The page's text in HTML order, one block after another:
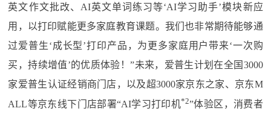
英文作文批改、AI英文单词练习等‘AI学习助手’模块新应
用，以打印赋能更多家庭教育课题。我们也非常期待能够通
过爱普生‘成长型’打印产品，为更多家庭用户带来‘一次购
买，持续增值’的优质体验！”未来，爱普生计划在全国3000
家爱普生认证经销商门店，以及超3000家京东之家、京东M
ALL等京东线下门店部署“AI学习打印机*2”体验区，消费者